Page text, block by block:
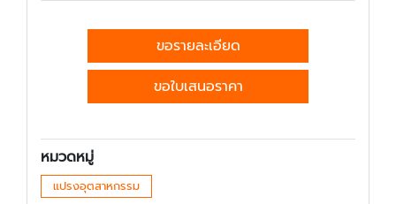
ขอรายละเอียด
ขอใบเสนอราคา
หมวดหมู่
แปรงอุตสาหกรรม